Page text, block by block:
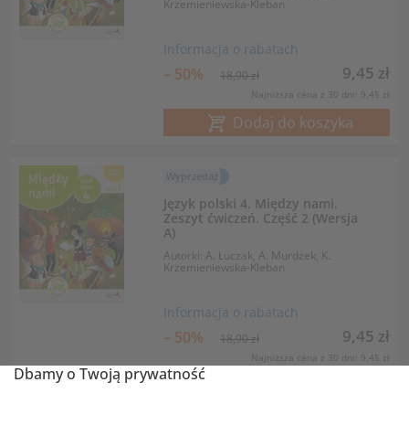
Krzemieniewska-Kleban
– 50%
Informacja o rabatach
18,90 zł 9,45 zł
Najniższa cena z 30 dni: 9,45 zł
Dodaj do koszyka
Wyprzedaż
Język polski 4. Między nami.
Zeszyt ćwiczeń. Część 2 (Wersja
A)
Autorki: A. Łuczak, A. Murdzek, K.
Krzemieniewska-Kleban
– 50%
Informacja o rabatach
18,90 zł 9,45 zł
Najniższa cena z 30 dni: 9,45 zł
Dbamy o Twoją prywatność